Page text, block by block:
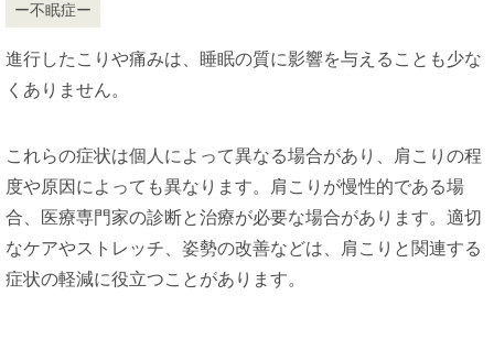
ー不眠症ー
進行したこりや痛みは、睡眠の質に影響を与えることも少な
くありません。
これらの症状は個人によって異なる場合があり、肩こりの程
度や原因によっても異なります。肩こりが慢性的である場
合、医療専門家の診断と治療が必要な場合があります。適切
なケアやストレッチ、姿勢の改善などは、肩こりと関連する
症状の軽減に役立つことがあります。